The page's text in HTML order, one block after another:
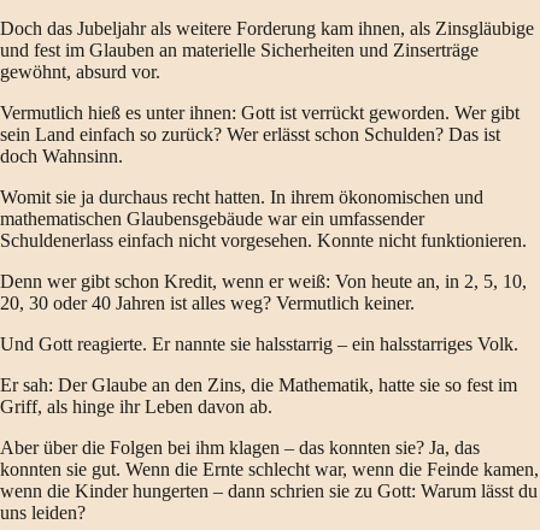
Doch das Jubeljahr als weitere Forderung kam ihnen, als Zinsgläubige
und fest im Glauben an materielle Sicherheiten und Zinserträge
gewöhnt, absurd vor.
Vermutlich hieß es unter ihnen: Gott ist verrückt geworden. Wer gibt
sein Land einfach so zurück? Wer erlässt schon Schulden? Das ist
doch Wahnsinn.
Womit sie ja durchaus recht hatten. In ihrem ökonomischen und
mathematischen Glaubensgebäude war ein umfassender
Schuldenerlass einfach nicht vorgesehen. Konnte nicht funktionieren.
Denn wer gibt schon Kredit, wenn er weiß: Von heute an, in 2, 5, 10,
20, 30 oder 40 Jahren ist alles weg? Vermutlich keiner.
Und Gott reagierte. Er nannte sie halsstarrig – ein halsstarriges Volk.
Er sah: Der Glaube an den Zins, die Mathematik, hatte sie so fest im
Griff, als hinge ihr Leben davon ab.
Aber über die Folgen bei ihm klagen – das konnten sie? Ja, das
konnten sie gut. Wenn die Ernte schlecht war, wenn die Feinde kamen,
wenn die Kinder hungerten – dann schrien sie zu Gott: Warum lässt du
uns leiden?